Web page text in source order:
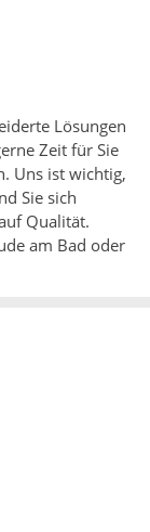
Lösungen
Zeit für Sie
Uns ist wichtig,
Sie sich
Qualität.
am Bad oder